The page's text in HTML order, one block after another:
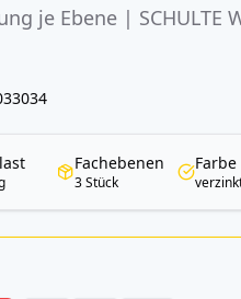
je Ebene | SCHULTE
Fachebenen
3 Stück
Farbe